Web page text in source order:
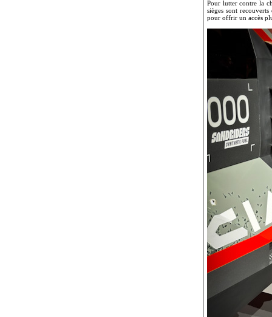
Pour lutter contre la
sièges sont
pour offrir un accès